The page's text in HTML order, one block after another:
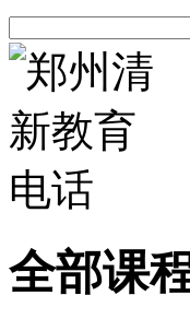
全部课